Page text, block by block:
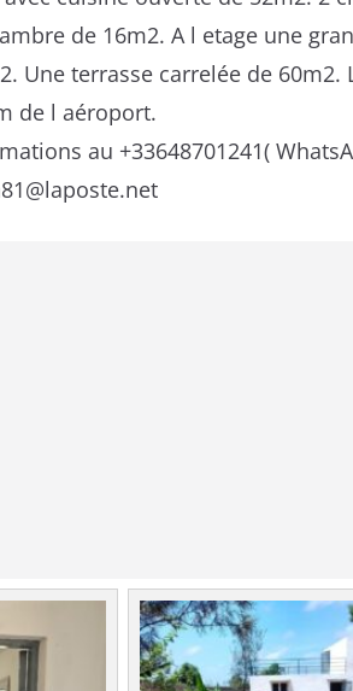
de 16m2. A l etage une
Une terrasse carrelée de 60m2.
de l aéroport.
au +33648701241(